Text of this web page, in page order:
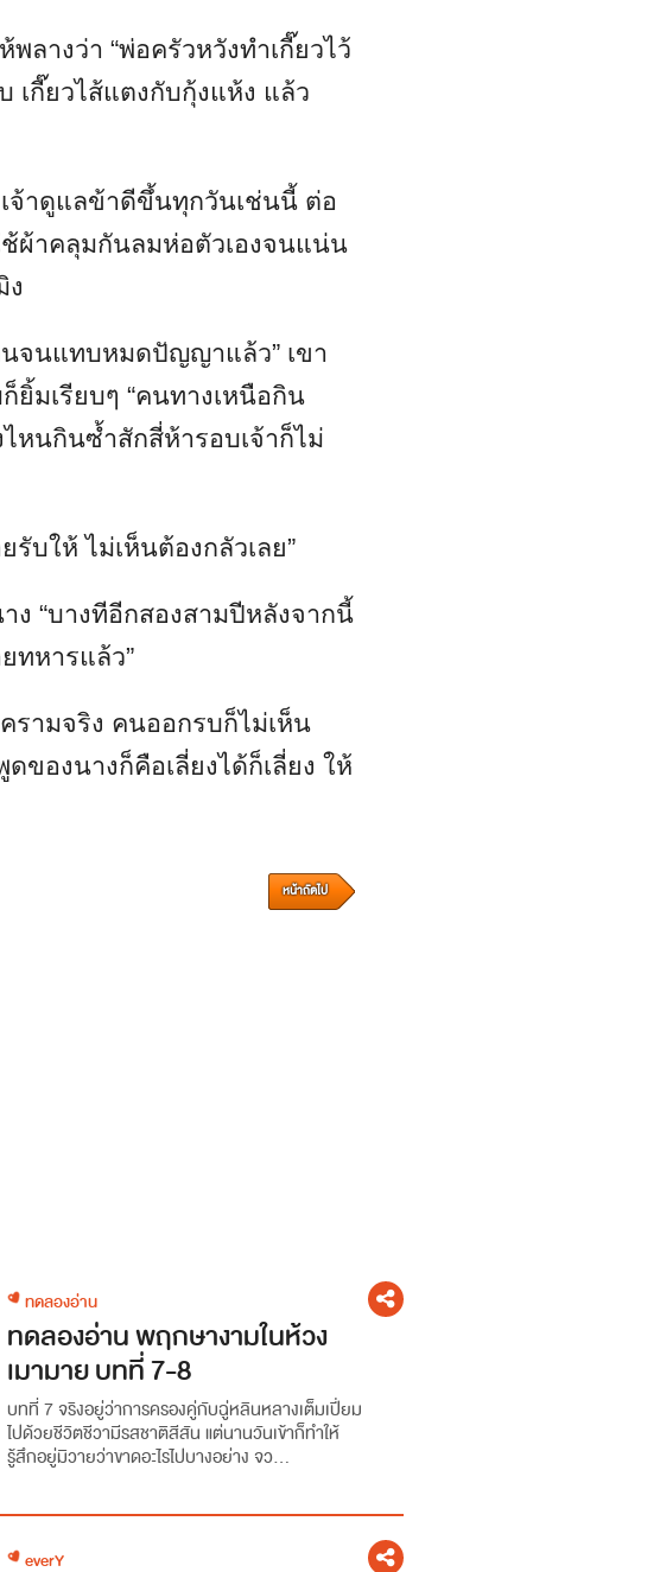
ลางว่า “พ่อครัวหวังทำเกี๊ยวไว้
เกี๊ยวไส้แตงกับกุ้งแห้ง แล้ว
จ้าดูแลข้าดีขึ้นทุกวันเช่นนี้ ต่อ
ช้ผ้าคลุมกันลมห่อตัวเองจนแน่น
ง
นจนแทบหมดปัญญาแล้ว” เขา
มเรียบๆ “คนทางเหนือกิน
หนกินซ้ำสักสี่ห้ารอบเจ้าก็ไม่
บให้ ไม่เห็นต้องกลัวเลย”
“บางทีอีกสองสามปีหลังจากนี้
ทหารแล้ว”
รามจริง คนออกรบก็ไม่เห็น
ของนางก็คือเลี่ยงได้ก็เลี่ยง ให้
หน้าถัดไป
ทดลองอ่าน
ทดลองอ่าน พฤกษางามในห้วง
เมามาย บทที่ 7-8
บทที่ 7 จริงอยู่ว่าการครองคู่กับฉู่หลินหลางเต็มเปี่ยม
ไปด้วยชีวิตชีวามีรสชาติสีสัน แต่นานวันเข้าก็ทำให้
รู้สึกอยู่มิวายว่าขาดอะไรไปบางอย่าง จว...
everY